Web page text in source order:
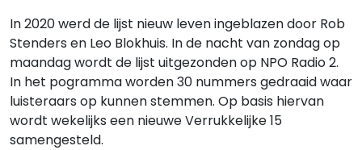
In 2020 werd de lijst nieuw leven ingeblazen door Rob
Stenders en Leo Blokhuis. In de nacht van zondag op
maandag wordt de lijst uitgezonden op NPO Radio 2.
In het pogramma worden 30 nummers gedraaid waar
luisteraars op kunnen stemmen. Op basis hiervan
wordt wekelijks een nieuwe Verrukkelijke 15
samengesteld.